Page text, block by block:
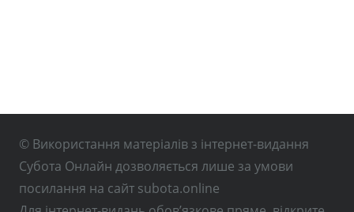
© Використання матеріалів з інтернет-видання
Субота Онлайн дозволяється лише за умови
посилання на сайт subota.online